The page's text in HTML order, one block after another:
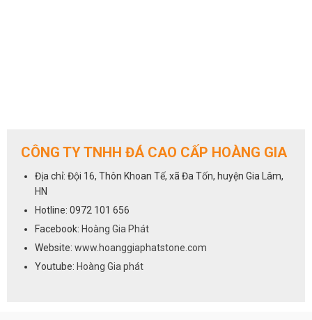
CÔNG TY TNHH ĐÁ CAO CẤP HOÀNG GIA
Địa chỉ: Đội 16, Thôn Khoan Tế, xã Đa Tốn, huyện Gia Lâm,
HN
Hotline: 0972 101 656
Facebook: Hoàng Gia Phát
Website: www.hoanggiaphatstone.com
Youtube: Hoàng Gia phát